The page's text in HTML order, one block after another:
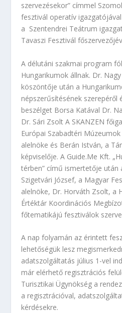
szervezésekor” címmel
fesztivál operatív
a Szentendrei Teátrum
Tavaszi Fesztivál
A délutáni szakmai program
Hungarikumok állnak. Dr.
köszöntője után a
népszerűsítésének szerepéről
beszélget Borsa Katával Dr.
Dr. Sári Zsolt A SKANZEN
Európai Szabadtéri
alelnöke és Berán István, a
képviselője. A Guide.Me Kft.
térben” című ismertetője után
Szigetvári József, a Magyar
alelnöke, Dr. Horváth Zsolt, a
Értéktár Koordinációs
főtematikájú fesztiválok
A nap folyamán az érintett
lehetőségük lesz
adatszolgáltatás július 1-vel
már elérhető regisztrációs
Turisztikai Ügynökség a
a regisztrációval,
kérdésekre.